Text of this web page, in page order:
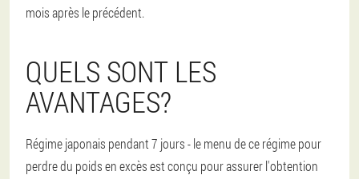
mois après le précédent.
QUELS SONT LES
AVANTAGES?
Régime japonais pendant 7 jours - le menu de ce régime pour
perdre du poids en excès est conçu pour assurer l'obtention